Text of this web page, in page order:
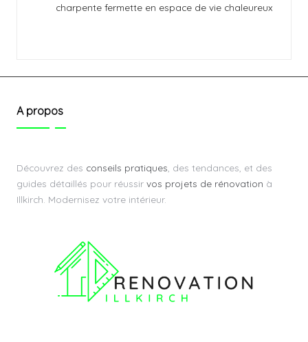
charpente fermette en espace de vie chaleureux
A propos
Découvrez des conseils pratiques , des tendances, et des
guides détaillés pour réussir vos projets de rénovation à
Illkirch. Modernisez votre intérieur.